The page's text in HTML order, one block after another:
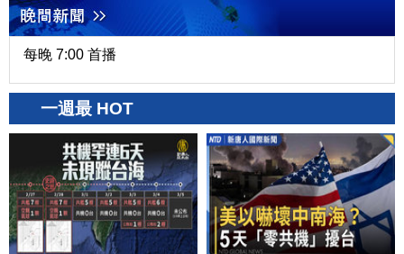
每晚 7:00 首播
一週最 HOT